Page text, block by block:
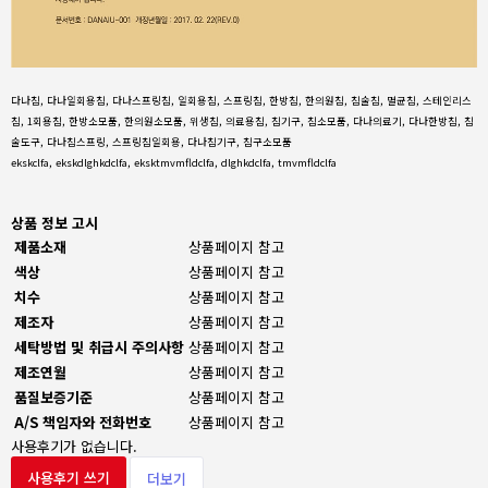
다나침, 다나일회용침, 다나스프링침, 일회용침, 스프링침, 한방침, 한의원침, 침술침, 멸균침, 스테인리스
침, 1회용침, 한방소모품, 한의원소모품, 위생침, 의료용침, 침기구, 침소모품, 다나의료기, 다나한방침, 침
술도구, 다나침스프링, 스프링침일회용, 다나침기구, 침구소모품
ekskclfa, ekskdlghkdclfa, eksktmvmfldclfa, dlghkdclfa, tmvmfldclfa
상품 정보 고시
제품소재
상품페이지 참고
색상
상품페이지 참고
치수
상품페이지 참고
제조자
상품페이지 참고
세탁방법 및 취급시 주의사항 상품페이지 참고
제조연월
상품페이지 참고
품질보증기준
상품페이지 참고
A/S 책임자와 전화번호
상품페이지 참고
사용후기가 없습니다.
사용후기 쓰기
더보기